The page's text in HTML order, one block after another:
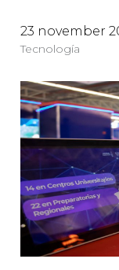
23 november
Tecnología